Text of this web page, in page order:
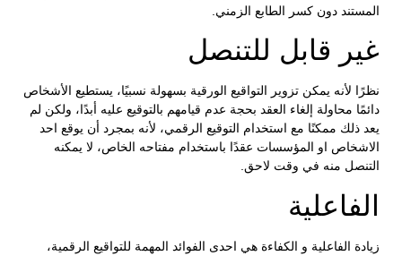
المستند دون كسر الطابع الزمني.
غير قابل للتنصل
نظرًا لأنه يمكن تزوير التواقيع الورقية بسهولة نسبيًا، يستطيع الأشخاص
دائمًا محاولة إلغاء العقد بحجة عدم قيامهم بالتوقيع عليه أبدًا، ولكن لم
يعد ذلك ممكنًا مع استخدام التوقيع الرقمي، لأنه بمجرد أن يوقع احد
الاشخاص او المؤسسات عقدًا باستخدام مفتاحه الخاص، لا يمكنه
التنصل منه في وقت لاحق.
الفاعلية
زيادة الفاعلية و الكفاءة هي احدى الفوائد المهمة للتواقيع الرقمية،